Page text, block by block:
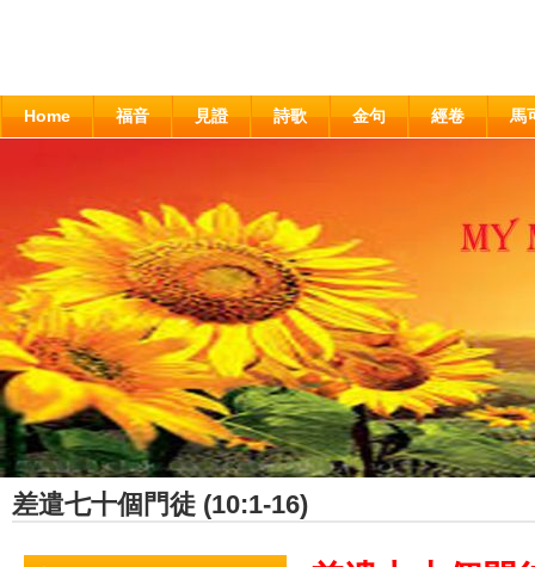
Home 福音 見證 詩歌 金句 經卷 馬
差遣七十個門徒 (10:1-16)